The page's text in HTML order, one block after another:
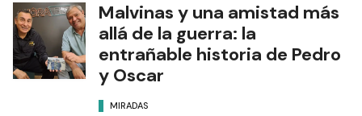
Malvinas y una amistad más
allá de la guerra: la
entrañable historia de Pedro
y Oscar
MIRADAS